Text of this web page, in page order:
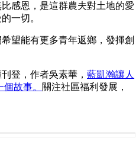
感恩，是這群農夫對土地的愛
一切。
望能有更多青年返鄉，發揮創
登，作者吳素華， 藍凱瀚讓人
個故事。 關注社區福利發展，